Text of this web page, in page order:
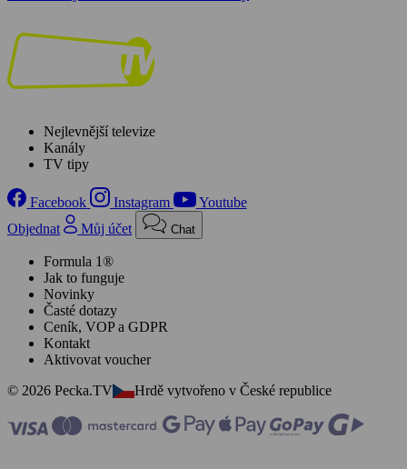
Nejlevnější televize
Kanály
TV tipy
Facebook Instagram
Youtube
Objednat
Můj účet Chat
Formula 1®
Jak to funguje
Novinky
Časté dotazy
Ceník, VOP a GDPR
Kontakt
Aktivovat voucher
© 2026 Pecka.TV
Hrdě vytvořeno v České republice